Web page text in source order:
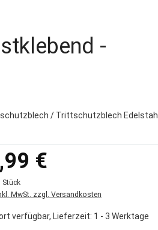
-
/ Trittschutzblech
€
Stück
MwSt. zzgl. Versandkosten
verfügbar, Lieferzeit: 1 - 3 Werktage